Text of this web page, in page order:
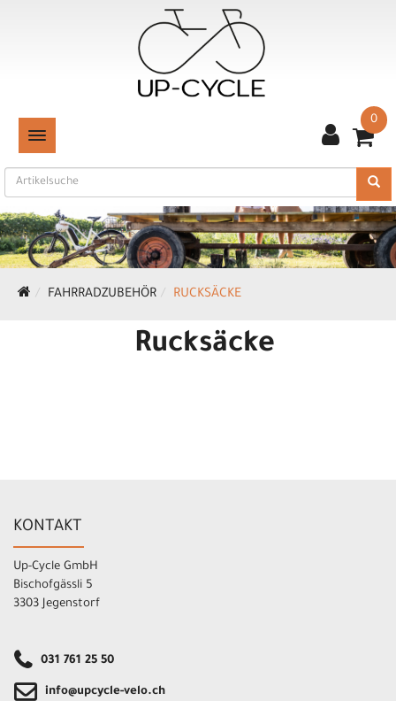
TOGGLE NAVIGATION
0
FAHRRADZUBEHÖR RUCKSÄCKE
Rucksäcke
KONTAKT
Up-Cycle GmbH
Bischofgässli 5
3303 Jegenstorf
031 761 25 50
info@upcycle-velo.ch